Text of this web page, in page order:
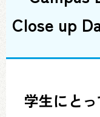
Close up
学生にと